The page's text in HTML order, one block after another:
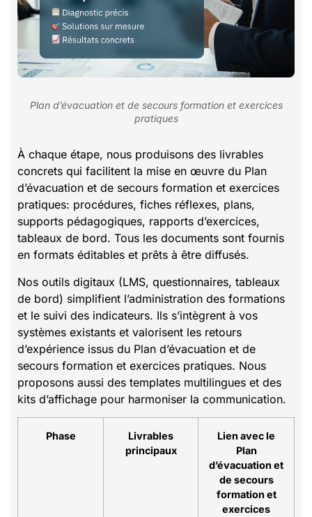
Plan d’évacuation et de secours formation et exercices
pratiques
À chaque étape, nous produisons des livrables
concrets qui facilitent la mise en œuvre du Plan
d’évacuation et de secours formation et exercices
pratiques: procédures, fiches réflexes, plans,
supports pédagogiques, rapports d’exercices,
tableaux de bord. Tous les documents sont fournis
en formats éditables et prêts à être diffusés.
Nos outils digitaux (LMS, questionnaires, tableaux
de bord) simplifient l’administration des formations
et le suivi des indicateurs. Ils s’intègrent à vos
systèmes existants et valorisent les retours
d’expérience issus du Plan d’évacuation et de
secours formation et exercices pratiques. Nous
proposons aussi des templates multilingues et des
kits d’affichage pour harmoniser la communication.
Phase
Livrables
principaux
Lien avec le
Plan
d’évacuation et
de secours
formation et
exercices